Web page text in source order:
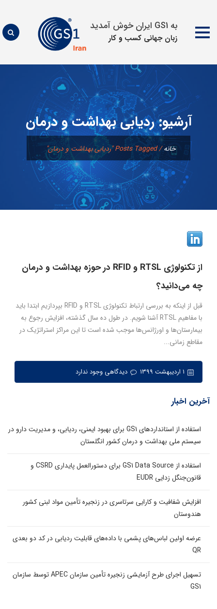
به GS1 ایران خوش آمدید
زبان جهانی كسب و كار
محتوا
آرشیو:ردیابی بهداشت و درمان
خانه/Posts Tagged "ردیابی بهداشت و درمان"
از تکنولوژی RTSL و RFID در حوزه بهداشت و درمان
چه می‌دانید؟
قبل از اینکه به بررسی ارتباط تکنولوژی RTSL و RFID بپردازیم ابتدا باید
با مفاهیم RTSL آشنا شویم. در طول ده سال گذشته، افزایش رجوع به
بیمارستان‌ها و اورژانس‌ها موجب شده است تا این مراکز استراتژیک در
مقاطع زمانی...
دیدگاهی وجود ندارد
آخرین اخبار
استفاده از استانداردهای GS1 برای بهبود ایمنی، ردیابی، و مدیریت دارو در
سیستم ملی بهداشت و درمان کشور انگلستان
استفاده از GS1 Data Source برای دستورالعمل پایداری CSRD و
قانون‌جنگل زدایی EUDR
افزایش شفافیت و کارایی سرتاسری در زنجیره تأمین مواد لبنی کشور
هندوستان
عرضه اولین لباس‌های پشمی با داده‌های قابلیت ردیابی در کد دو بعدی
QR
تسهیل اجرای طرح آزمایشی زنجیره تأمین سازمان APEC توسط سازمان
GS1